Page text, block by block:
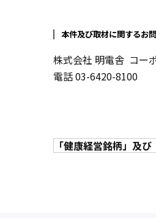
本件及び取材に関するお
株式会社 明電舎 コー
電話 03-6420-8100
「健康経営銘柄」及